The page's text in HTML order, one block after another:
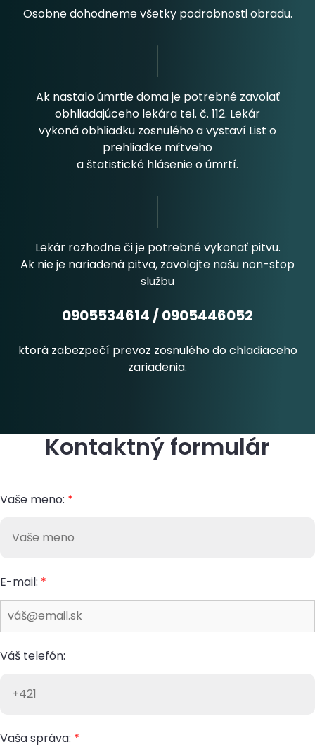
Osobne dohodneme všetky podrobnosti obradu.
Ak nastalo úmrtie doma je potrebné zavolať
obhliadajúceho lekára tel. č. 112. Lekár
vykoná obhliadku zosnulého a vystaví List o
prehliadke mŕtveho
a štatistické hlásenie o úmrtí.
Lekár rozhodne či je potrebné vykonať pitvu.
Ak nie je nariadená pitva, zavolajte našu non-stop
službu
0905534614 /0905446052
ktorá zabezpečí prevoz zosnulého do chladiaceho
zariadenia.
Kontaktný formulár
Vaše meno: *
E-mail: *
Váš telefón:
Vaša správa: *